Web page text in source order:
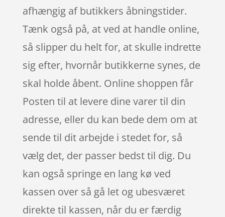
afhængig af butikkers åbningstider.
Tænk også på, at ved at handle online,
så slipper du helt for, at skulle indrette
sig efter, hvornår butikkerne synes, de
skal holde åbent. Online shoppen får
Posten til at levere dine varer til din
adresse, eller du kan bede dem om at
sende til dit arbejde i stedet for, så
vælg det, der passer bedst til dig. Du
kan også springe en lang kø ved
kassen over så gå let og ubesværet
direkte til kassen, når du er færdig